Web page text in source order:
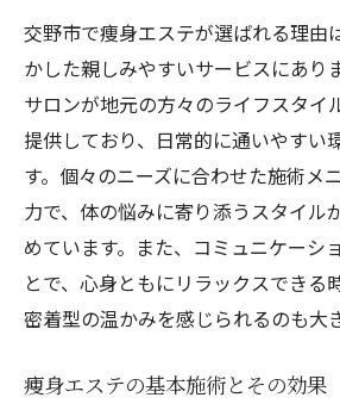
短期間コースで効果を感
交野市で行う集中ケアの成
効果を最大限に引き出す
短期集中でボディライン
交野市で選ぶべき痩身エステ
は
人気の施術メニューとその
施術メニュー選びのポイ
交野市でおすすめの施術プ
交野市で痩身エステが選ばれる理由
かした親しみやすいサービスにあり
サロンが地元の方々のライフスタイ
提供しており、日常的に通いやすい
す。個々のニーズに合わせた施術メ
力で、体の悩みに寄り添うスタイル
めています。また、コミュニケーシ
とで、心身ともにリラックスできる
密着型の温かみを感じられるのも大
痩身エステの基本施術とその効果